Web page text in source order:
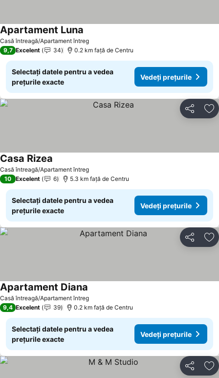
Casă întreagă/Apartament întreg
Apartament Luna
9,7 Excelent 34 0.2 km faţă de Centru
Selectați datele pentru a vedea
prețurile exacte
Vedeți prețurile
Distribuiți
Casă întreagă/Apartament întreg
Casa Rizea
10 Excelent 6 5.3 km faţă de Centru
Selectați datele pentru a vedea
prețurile exacte
Vedeți prețurile
Distribuiți
Casă întreagă/Apartament întreg
Apartament Diana
9,4 Excelent 39 0.2 km faţă de Centru
Selectați datele pentru a vedea
prețurile exacte
Vedeți prețurile
Distribuiți